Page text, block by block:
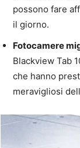
possono fare
il giorno.
Fotocamere
Blackview Tab
che hanno
meravigliosi